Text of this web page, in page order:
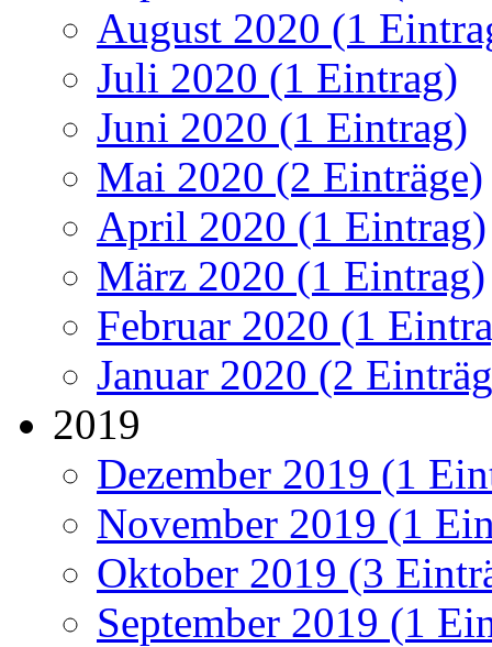
August 2020 (1
Juli 2020 (1 Eintrag)
Juni 2020 (1 Eintrag)
Mai 2020 (2 Einträge)
April 2020 (1 Eintrag)
März 2020 (1 Eintrag)
Februar 2020 (1
Januar 2020 (2
2019
Dezember 2019 (1
November 2019 (1
Oktober 2019 (3
September 2019 (1